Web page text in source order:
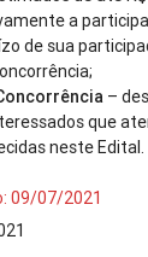
a
de sua
–
que
neste Edital.
09/07/2021